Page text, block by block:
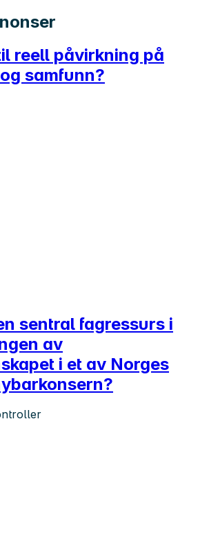
reell påvirkning på
samfunn?
sentral fagressurs i
av
i et av Norges